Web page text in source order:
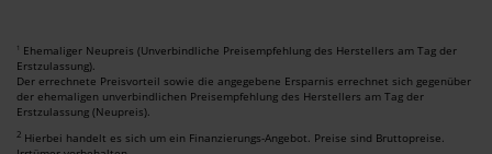
1 Ehemaliger Neupreis (Unverbindliche Preisempfehlung des Herstellers am Tag der
Erstzulassung).
Der errechnete Preisvorteil sowie die angegebene Ersparnis errechnet sich gegenüber
der ehemaligen unverbindlichen Preisempfehlung des Herstellers am Tag der
Erstzulassung (Neupreis).
2 Hierbei handelt es sich um ein Finanzierungs-Angebot. Preise sind Bruttopreise.